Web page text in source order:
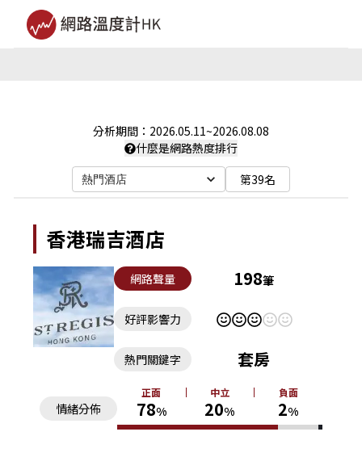
分析期間： 2026.05.11~2026.08.08
什麼是網路熱度排行
熱門酒店 第39名
香港瑞吉酒店
網路聲量 198筆
好評影響力
情緒分佈
正面
78%
中立
20%
負面
2%
熱門關鍵字 套房